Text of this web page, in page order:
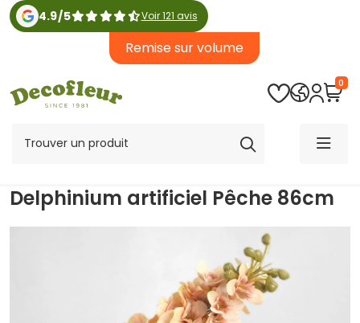
4.9/5 Voir 121 avis
Remise sur volume
0
Delphinium artificiel Pêche 86cm